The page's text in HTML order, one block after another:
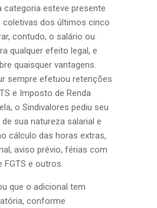
categoria esteve presente
coletivas dos últimos cinco
contudo, o salário ou
qualquer efeito legal, e
quaisquer vantagens.
sempre efetuou retenções
e Imposto de Renda
o Sindivalores pediu seu
sua natureza salarial e
cálculo das horas extras,
aviso prévio, férias com
FGTS e outros.
que o adicional tem
conforme